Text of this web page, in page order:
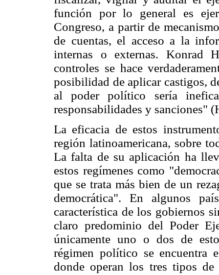
función por lo general es
Congreso, a partir de
de cuentas, el acceso a la
internas o externas. Konrad
controles se hace
posibilidad de aplicar castigos,
al poder político sería
responsabilidades y sanciones"
La eficacia de estos
región latinoamericana, sobre
La falta de su aplicación ha
estos regímenes como
que se trata más bien de un
democrática". En algunos
característica de los gobiernos
claro predominio del Poder
únicamente uno o dos de
régimen político se encuentra
donde operan los tres tipos